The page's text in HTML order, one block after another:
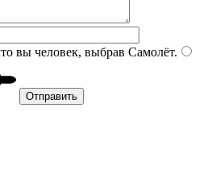
вы человек, выбрав Самолёт.